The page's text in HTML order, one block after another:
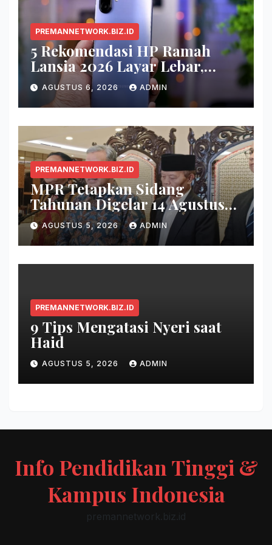
PREMANNETWORK.BIZ.ID
5 Rekomendasi HP Ramah
Lansia 2026 Layar Lebar,
Menu Simpel, dan Baterai
Awet
AGUSTUS 6, 2026 ADMIN
PREMANNETWORK.BIZ.ID
MPR Tetapkan Sidang
Tahunan Digelar 14 Agustus
2026
AGUSTUS 5, 2026 ADMIN
PREMANNETWORK.BIZ.ID
9 Tips Mengatasi Nyeri saat
Haid
AGUSTUS 5, 2026 ADMIN
Info Pendidikan Tinggi &
Kampus Indonesia
premannetwork.biz.id